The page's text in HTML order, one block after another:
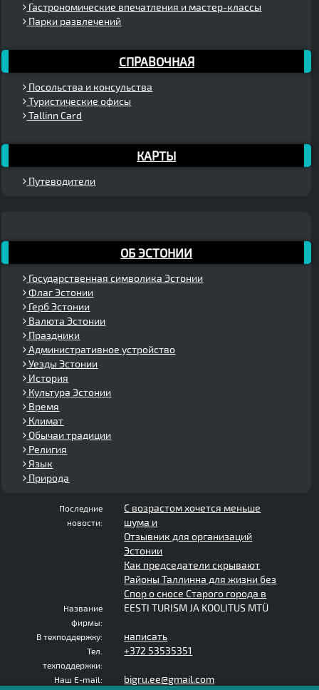
Гастрономические впечатления и мастер-классы
Парки развлечений
СПРАВОЧНАЯ
Посольства и консульства
Туристические офисы
Tallinn Card
КАРТЫ
Путеводители
ОБ ЭСТОНИИ
Государственная символика Эстонии
Флаг Эстонии
Герб Эстонии
Валюта Эстонии
Праздники
Административное устройство
Уезды Эстонии
История
Культура Эстонии
Время
Климат
Обычаи традиции
Религия
Язык
Природа
Последние
новости:
С возрастом хочется меньше
шума и
Отзывник для организаций
Эстонии
Как председатели скрывают
Районы Таллинна для жизни без
Спор о сносе Старого города в
Название
фирмы:
EESTI TURISM JA KOOLITUS MTÜ
В техподдержку: написать
Тел.
техподдержки:
+372 53535351
Наш E-mail: bigru.ee@gmail.com